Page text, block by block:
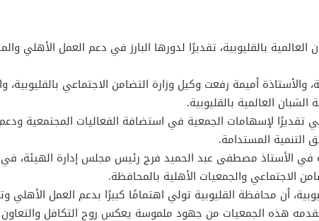
العالمية بالقليوبية، تقديرًا لدورها البارز في دعم العمل
والأستاذة أميمة رفعت وكيل وزارة التضامن الاجتماعي
العالمية بالقليوبية.
تقديرًا لإسهامات الجمعية في استضافة الفعاليات المجتمعية ودعم
التنمية المستدامة.
في الأستاذ مصطفى عبد الحميد فرج رئيس مجلس إدارة الهيئة، في
الاجتماعي والجمعيات الأهلية بالمحافظة.
أن محافظة القليوبية تولي اهتمامًا كبيرًا بدعم العمل
هذه الجمعيات من جهود ملموسة يعكس روح التكافل